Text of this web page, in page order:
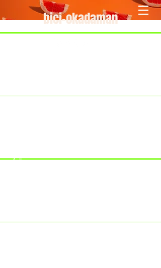
bici-okadaman
す。